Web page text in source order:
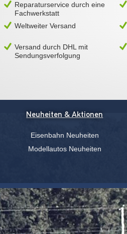
Reparaturservice durch eine
Fachwerkstatt
Weltweiter Versand
Versand durch DHL mit
Sendungsverfolgung
Neuheiten & Aktionen
Eisenbahn Neuheiten
Modellautos Neuheiten